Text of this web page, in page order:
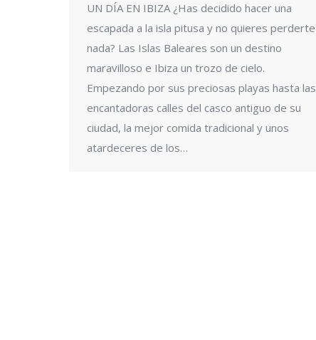
UN DÍA EN IBIZA ¿Has decidido hacer una
escapada a la isla pitusa y no quieres perderte
nada? Las Islas Baleares son un destino
maravilloso e Ibiza un trozo de cielo.
Empezando por sus preciosas playas hasta las
encantadoras calles del casco antiguo de su
ciudad, la mejor comida tradicional y unos
atardeceres de los…